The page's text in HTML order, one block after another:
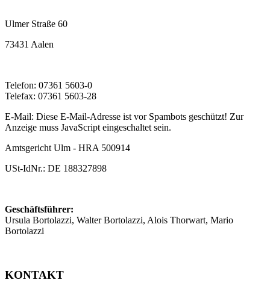
Ulmer Straße 60
73431 Aalen
Telefon: 07361 5603-0
Telefax: 07361 5603-28
E-Mail: Diese E-Mail-Adresse ist vor Spambots geschützt! Zur
Anzeige muss JavaScript eingeschaltet sein.
Amtsgericht Ulm - HRA 500914
USt-IdNr.: DE 188327898
Geschäftsführer:
Ursula Bortolazzi, Walter Bortolazzi, Alois Thorwart, Mario
Bortolazzi
KONTAKT